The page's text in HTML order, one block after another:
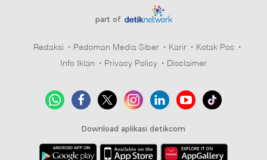
part of
Redaksi Pedoman Media Siber Karir
Kotak Pos
Info Iklan
Privacy Policy Disclaimer
Download aplikasi detikcom